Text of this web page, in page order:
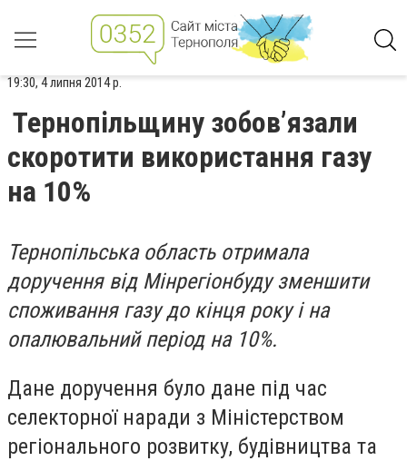
19:30, 4 липня 2014 р.
Тернопільщину зобов’язали
скоротити використання газу
на 10%
Тернопільська область отримала
доручення від Мінрегіонбуду зменшити
споживання газу до кінця року і на
опалювальний період на 10%.
Дане доручення було дане під час
селекторної наради з Міністерством
регіонального розвитку, будівництва та